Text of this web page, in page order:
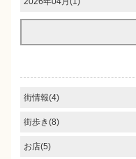
街情報(4)
街歩き(8)
お店(5)